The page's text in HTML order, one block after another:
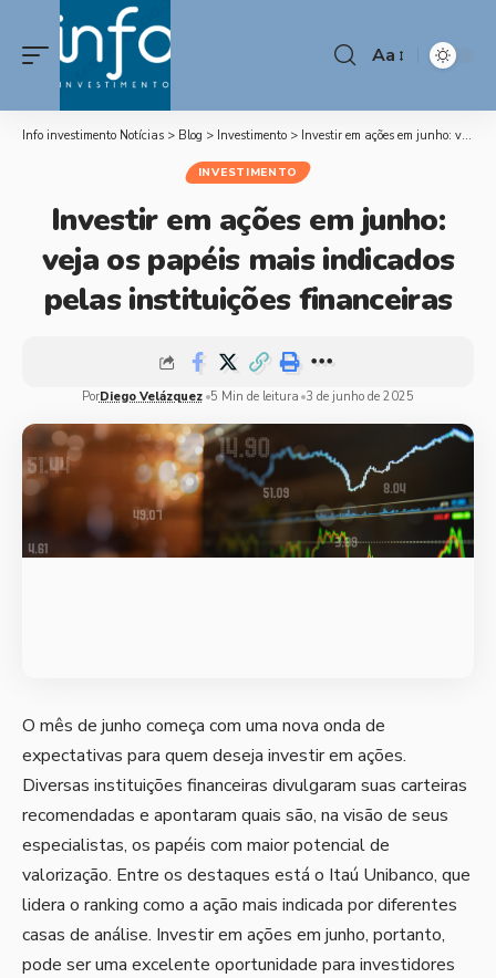
Aa
Info investimento Notícias > Blog > Investimento > Investir em ações em junho: veja os papéis mais indicados pelas instituições financeiras
INVESTIMENTO
Investir em ações em junho:
veja os papéis mais indicados
pelas instituições financeiras
PorDiego Velázquez 5 Min de leitura 3 de junho de 2025
O mês de junho começa com uma nova onda de
expectativas para quem deseja investir em ações.
Diversas instituições financeiras divulgaram suas carteiras
recomendadas e apontaram quais são, na visão de seus
especialistas, os papéis com maior potencial de
valorização. Entre os destaques está o Itaú Unibanco, que
lidera o ranking como a ação mais indicada por diferentes
casas de análise. Investir em ações em junho, portanto,
pode ser uma excelente oportunidade para investidores